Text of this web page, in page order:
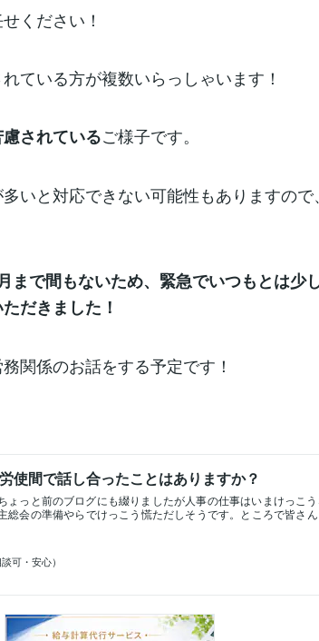
ください！
ている方が複数いらっしゃいます！
されているご様子です。
いと対応できない可能性もありますので、
まで間もないため、緊急でいつもとは少
だきました！
関係のお話をする予定です！
間で話し合ったことはありますか？
ょっと前のブログにも綴りましたが人事の仕事はいまけっこ
総会の準備やらでけっこう慌ただしそうです。ところで皆さ
きな許可です。 その許可なしに残業すると企業が罰せられて
ものを労基署に提出して、労基署から承認されてから初めて残
言葉を耳にしたことがない方も多いのではないでしょうか。
する協定」といいます。 なぜ36協定というのかというと労働
るためです。 じゃあ35協定はあるのか？ 調べたところによ
が記載されているそうです。 まあ、こちらは協定ではなく規定
す。 協定とは、「協議して定めること。相談して決めること」
可・安心）